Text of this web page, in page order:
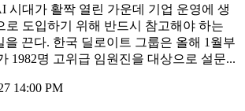
시대가 활짝 열린 가운데 기업 운영에 생
로 도입하기 위해 반드시 참고해야 하는
을 끈다. 한국 딜로이트 그룹은 올해 1월부
1982명 고위급 임원진을 대상으로 설문...
14:00 PM